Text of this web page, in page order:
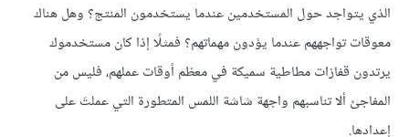
الذي يتواجد حول المستخدمين عندما يستخدمون المنتج؟ وهل هناك
معوقات تواجههم عندما يؤدون مهماتهم؟ فمثلًا إذا كان مستخدموك
يرتدون قفازات مطاطية سميكة في معظم أوقات عملهم، فليس من
المفاجئ ألا تناسبهم واجهة شاشة اللمس المتطورة التي عملتَ على
إعدادها.